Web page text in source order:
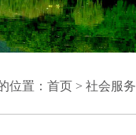
位置： 首页 > 社会服务